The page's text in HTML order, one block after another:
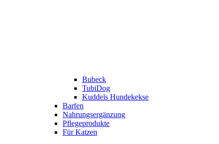
Bubeck
TubiDog
Kuddels Hundekekse
Barfen
Nahrungsergänzung
Pflegeprodukte
Für Katzen